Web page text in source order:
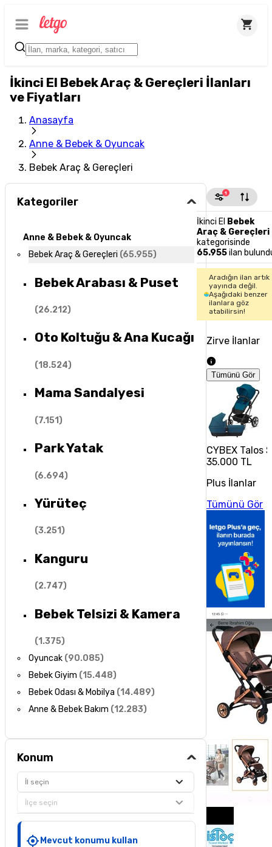
İkinci El Bebek Araç & Gereçleri İlanları
ve Fiyatları
Anasayfa
Anne & Bebek & Oyuncak
Bebek Araç & Gereçleri
Kategoriler
Anne & Bebek & Oyuncak
Bebek Araç & Gereçleri (65.955)
Bebek Arabası & Puset
(26.212)
Oto Koltuğu & Ana Kucağı
(18.524)
Mama Sandalyesi
(7.151)
Park Yatak
(6.694)
Yürüteç
(3.251)
Kanguru
(2.747)
Bebek Telsizi & Kamera
(1.375)
Oyuncak (90.085)
Bebek Giyim (15.448)
Bebek Odası & Mobilya (14.489)
Anne & Bebek Bakım (12.283)
Konum
İl seçin
İlçe seçin
Mevcut konumu kullan
1
İkinci El Bebek
Araç & Gereçleri
kategorisinde
65.955ilan
Aradığın ilan artık
yayında değil.
Aşağıdaki benzer
ilanlara göz
atabilirsin!
Zirve İlanlar
Tümünü Gör
CYBEX Talos
35.000 TL
Plus İlanlar
Tümünü Gör